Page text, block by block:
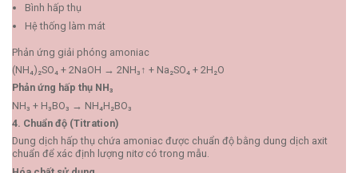
Bình hấp thụ
Hệ thống làm mát
Phản ứng giải phóng amoniac
(NH₄)₂SO₄ + 2NaOH → 2NH₃↑ + Na₂SO₄ + 2H₂O
Phản ứng hấp thụ NH₃
NH₃ + H₃BO₃ → NH₄H₂BO₃
4. Chuẩn độ (Titration)
Dung dịch hấp thụ chứa amoniac được chuẩn độ bằng dung dịch axit
chuẩn để xác định lượng nitơ có trong mẫu.